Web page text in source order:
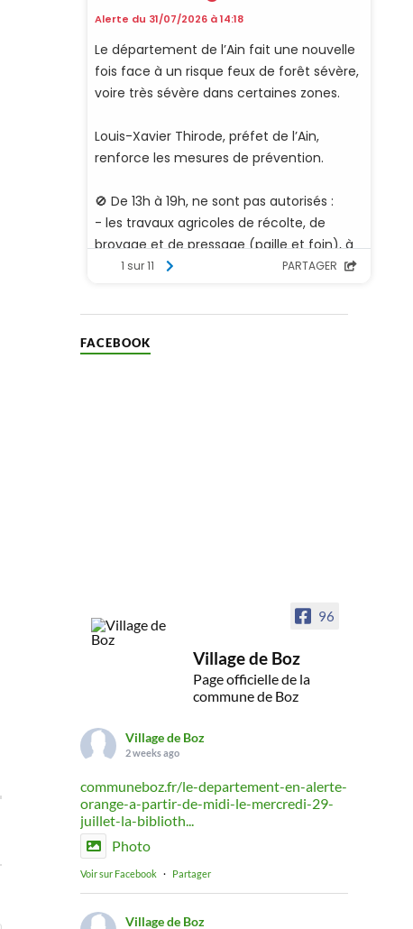
FACEBOOK
96
Village de Boz
Page officielle de la
commune de Boz
Village de Boz
2 weeks ago
communeboz.fr/le-departement-en-alerte-
orange-a-partir-de-midi-le-mercredi-29-
juillet-la-biblioth...
Photo
Voir sur Facebook · Partager
Village de Boz